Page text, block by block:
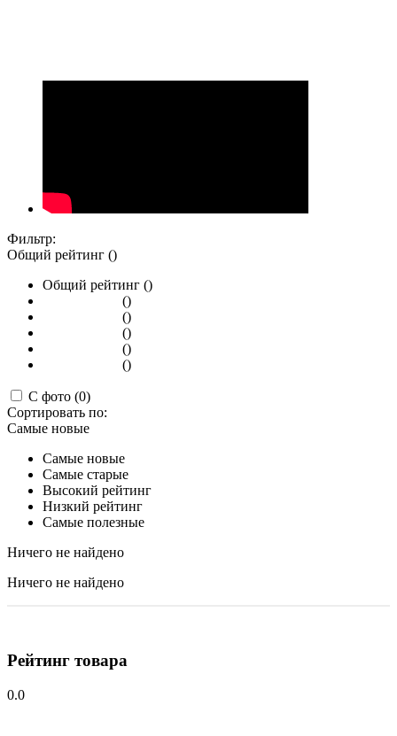
Фильтр:
Общий рейтинг ()
Общий рейтинг ()
()
()
()
()
()
С фото (0)
Сортировать по:
Самые новые
Самые новые
Самые старые
Высокий рейтинг
Низкий рейтинг
Самые полезные
Ничего не найдено
Ничего не найдено
Рейтинг товара
0.0